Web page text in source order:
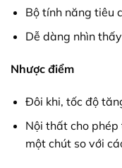
Bộ tính năng tiêu
Dễ dàng nhìn
Nhược điểm
Đôi khi, tốc độ
Nội thất cho
một chút so với